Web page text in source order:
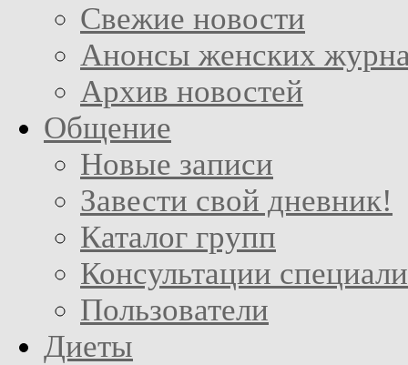
Свежие новости
Анонсы женских
Архив новостей
Общение
Новые записи
Завести свой дневник!
Каталог групп
Консультации
Пользователи
Диеты